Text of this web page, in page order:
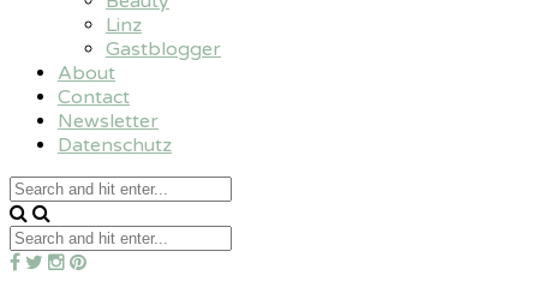
Linz
Gastblogger
About
Contact
Newsletter
Datenschutz